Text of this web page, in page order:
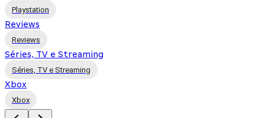
Playstation
Reviews
Reviews
Séries, TV e Streaming
Séries, TV e Streaming
Xbox
Xbox